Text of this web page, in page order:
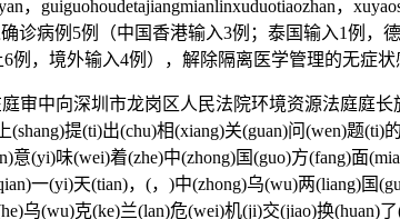
，
诊病例5例（中国香港输入3例；泰国输入1例
，境外输入4例），解除隔离医学管理的无症状
中向深圳市龙岗区人民法院环境资源法庭庭
提(ti)出(chu)相(xiang)关(guan)问(wen)题(ti)的
(yi)味(wei)着(zhe)中(zhong)国(guo)方(fang)面
一(yi)天(tian)，(，)中(zhong)乌(wu)两(liang)国
乌(wu)克(ke)兰(lan)危(wei)机(ji)交(jiao)换(huan)